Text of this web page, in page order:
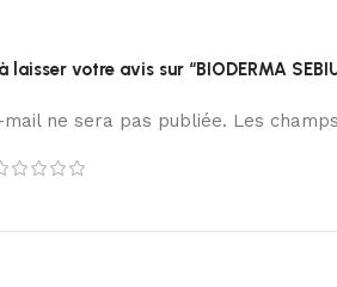
laisser votre avis sur “BIODERMA
ne sera pas publiée. Les